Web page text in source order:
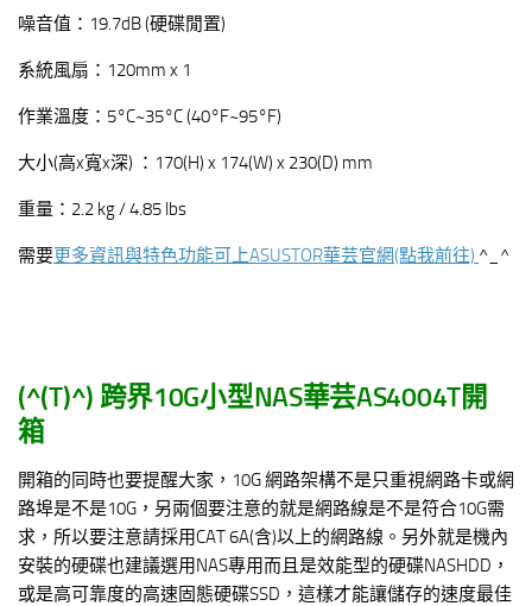
噪音值：19.7dB (硬碟閒置)
系統風扇：120mm x 1
作業溫度：5°C~35°C (40°F~95°F)
大小(高x寬x深) ：170(H) x 174(W) x 230(D) mm
重量：2.2 kg / 4.85 lbs
需要更多資訊與特色功能可上ASUSTOR華芸官網(點我前往) ^_^
(^(T)^) 跨界10G小型NAS華芸AS4004T開
箱
開箱的同時也要提醒大家，10G 網路架構不是只重視網路卡或網
路埠是不是10G，另兩個要注意的就是網路線是不是符合10G需
求，所以要注意請採用CAT 6A(含)以上的網路線。另外就是機內
安裝的硬碟也建議選用NAS專用而且是效能型的硬碟NASHDD，
或是高可靠度的高速固態硬碟SSD，這樣才能讓儲存的速度最佳